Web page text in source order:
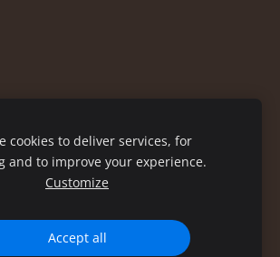
cookies to deliver services, for
and to improve your experience.
Customize
Accept all